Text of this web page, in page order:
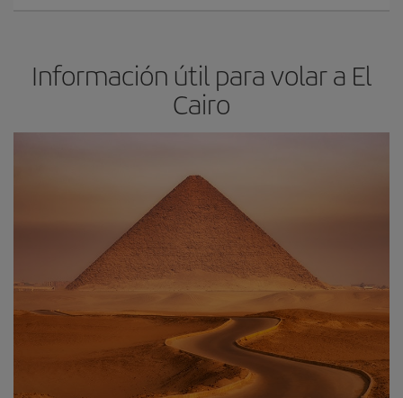
Información útil para volar a El
Cairo